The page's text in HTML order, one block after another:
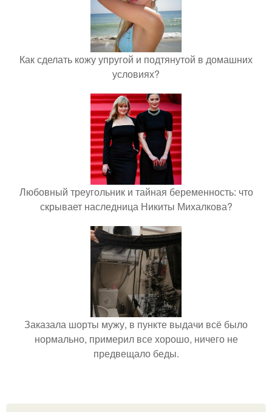
Как сделать кожу упругой и подтянутой в домашних
условиях?
Любовный треугольник и тайная беременность: что
скрывает наследница Никиты Михалкова?
Заказала шорты мужу, в пункте выдачи всё было
нормально, примерил все хорошо, ничего не
предвещало беды.